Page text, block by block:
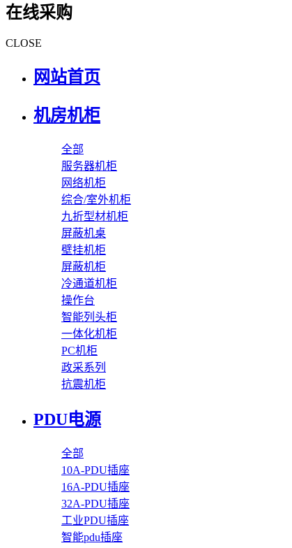
在线采购
CLOSE
网站首页
机房机柜
全部
服务器机柜
网络机柜
综合/室外机柜
九折型材机柜
屏蔽机桌
壁挂机柜
屏蔽机柜
冷通道机柜
操作台
智能列头柜
一体化机柜
PC机柜
政采系列
抗震机柜
PDU电源
全部
10A-PDU插座
16A-PDU插座
32A-PDU插座
工业PDU插座
智能pdu插座